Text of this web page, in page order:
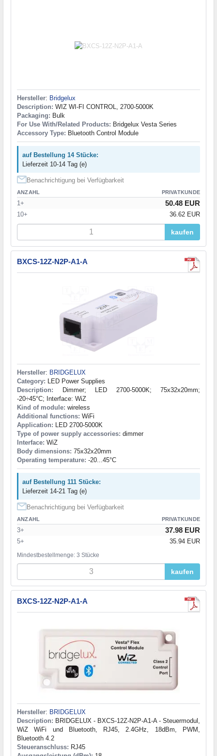
Hersteller: Bridgelux
Description: WIZ WI-FI CONTROL, 2700-5000K
Packaging: Bulk
For Use With/Related Products: Bridgelux Vesta Series
Accessory Type: Bluetooth Control Module
auf Bestellung 14 Stücke:
Lieferzeit 10-14 Tag (e)
Benachrichtigung bei Verfügbarkeit
ANZAHL PRIVATKUNDE
1+ 50.48 EUR
10+ 36.62 EUR
kaufen
BXCS-12Z-N2P-A1-A
Hersteller: BRIDGELUX
Category: LED Power Supplies
Description: Dimmer; LED 2700-5000K; 75x32x20mm;
-20÷45°C; Interface: WiZ
Kind of module: wireless
Additional functions: WiFi
Application: LED 2700-5000K
Type of power supply accessories: dimmer
Interface: WiZ
Body dimensions: 75x32x20mm
Operating temperature: -20...45°C
auf Bestellung 111 Stücke:
Lieferzeit 14-21 Tag (e)
Benachrichtigung bei Verfügbarkeit
ANZAHL PRIVATKUNDE
3+ 37.98 EUR
5+ 35.94 EUR
Mindestbestellmenge: 3 Stücke
kaufen
BXCS-12Z-N2P-A1-A
Hersteller: BRIDGELUX
Description: BRIDGELUX - BXCS-12Z-N2P-A1-A - Steuermodul,
WiZ WiFi und Bluetooth, RJ45, 2.4GHz, 18dBm, PWM,
Bluetooth 4.2
Steueranschluss: RJ45